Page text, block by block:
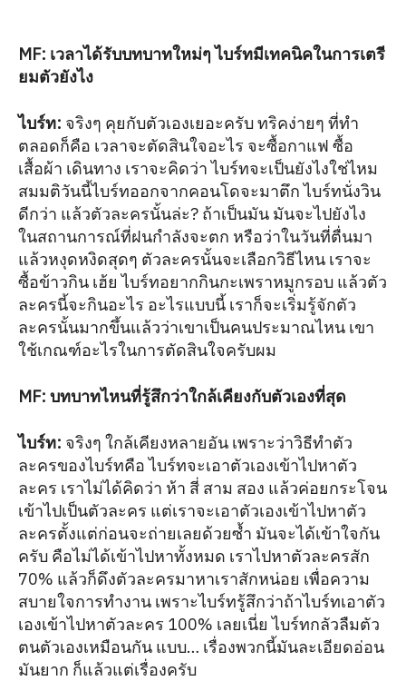
MF: เวลาได้รับบทบาทใหม่ๆ ไบร์ทมีเทคนิคในการเตรี
ยมตัวยังไง
ไบร์ท: จริงๆ คุยกับตัวเองเยอะครับ ทริคง่ายๆ ที่ทำ
ตลอดก็คือ เวลาจะตัดสินใจอะไร จะซื้อกาแฟ ซื้อ
เสื้อผ้า เดินทาง เราจะคิดว่า ไบร์ทจะเป็นยังไงใช่ไหม
สมมติวันนี้ไบร์ทออกจากคอนโดจะมาตึก ไบร์ทนั่งวิน
ดีกว่า แล้วตัวละครนั้นล่ะ? ถ้าเป็นมัน มันจะไปยังไง
ในสถานการณ์ที่ฝนกำลังจะตก หรือว่าในวันที่ตื่นมา
แล้วหงุดหงิดสุดๆ ตัวละครนั้นจะเลือกวิธีไหน เราจะ
ซื้อข้าวกิน เฮ้ย ไบร์ทอยากกินกะเพราหมูกรอบ แล้วตัว
ละครนี้จะกินอะไร อะไรแบบนี้ เราก็จะเริ่มรู้จักตัว
ละครนั้นมากขึ้นแล้วว่าเขาเป็นคนประมาณไหน เขา
ใช้เกณฑ์อะไรในการตัดสินใจครับผม
MF: บทบาทไหนที่รู้สึกว่าใกล้เคียงกับตัวเองที่สุด
ไบร์ท: จริงๆ ใกล้เคียงหลายอัน เพราะว่าวิธีทำตัว
ละครของไบร์ทคือ ไบร์ทจะเอาตัวเองเข้าไปหาตัว
ละคร เราไม่ได้คิดว่า ห้า สี่ สาม สอง แล้วค่อยกระโจน
เข้าไปเป็นตัวละคร แต่เราจะเอาตัวเองเข้าไปหาตัว
ละครตั้งแต่ก่อนจะถ่ายเลยด้วยซ้ำ มันจะได้เข้าใจกัน
ครับ คือไม่ได้เข้าไปหาทั้งหมด เราไปหาตัวละครสัก
70% แล้วก็ดึงตัวละครมาหาเราสักหน่อย เพื่อความ
สบายใจการทำงาน เพราะไบร์ทรู้สึกว่าถ้าไบร์ทเอาตัว
เองเข้าไปหาตัวละคร 100% เลยเนี่ย ไบร์ทกลัวลืมตัว
ตนตัวเองเหมือนกัน แบบ… เรื่องพวกนี้มันละเอียดอ่อน
มันยาก ก็แล้วแต่เรื่องครับ